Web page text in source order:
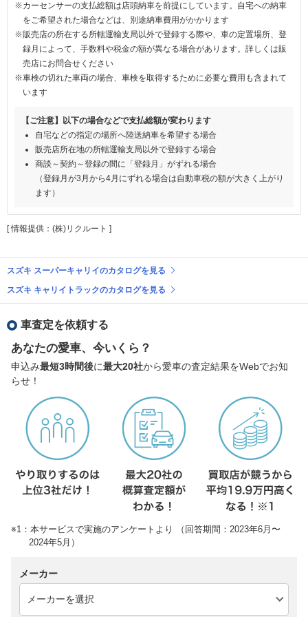
※カーセンサーの支払総額は店頭納車を前提にしています。自宅への納車
をご希望された場合などは、別途納車費用がかかります
※販売店の所在する所轄運輸支局以外で登録する際や、車の定置場所、登
録月によって、手数料や税金の額が異なる場合があります。詳しくは販
売店にお問合せください
※車検の切れた車両の場合、車検を取得するために必要な費用も含まれて
います
【ご注意】以下の場合などで支払総額が変わります
自宅などの指定の場所へ陸送納車を希望する場合
販売店所在地の所轄運輸支局以外で登録する場合
商談～契約～登録の間に「登録月」がずれる場合
（登録月が3月から4月にずれる場合は自動車税の額が大きく上がり
ます）
[ 情報提供：(株)リクルート ]
スズキ スーパーキャリイのカタログを見る
スズキ キャリイトラックのカタログを見る
車査定を依頼する
あなたの愛車、今いくら？
申込み最短3時間後に最大20社から愛車の査定結果をWebでお知
らせ！
※1：本サービスで実施のアンケートより （回答期間：2023年6月〜
2024年5月）
メーカー